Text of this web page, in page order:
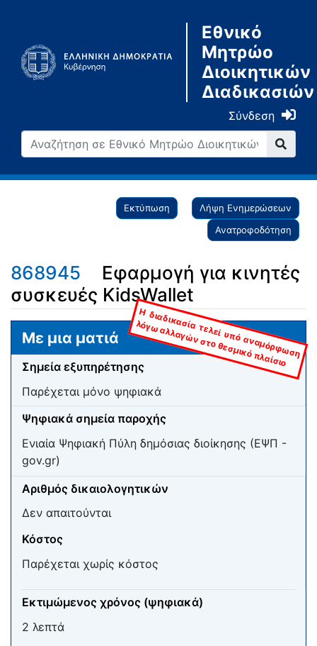
Εθνικό
Μητρώο
Διοικητικών
Διαδικασιών
Σύνδεση
Εκτύπωση
Λήψη Ενημερώσεων
Ανατροφοδότηση
868945
Εφαρμογή για κινητές
συσκευές KidsWallet
Μετάβαση σε: πλοήγηση,αναζήτηση
Η
δ
ια
δ
ικ
α
σ
ία
τελεί υπ
ό α
ν
α
μ
όρφ
ω
σ
η
λόγω
α
λλα
γώ
ν
σ
το θ
εσ
μ
ικ
ό π
λα
ίσ
ιο
Με μια ματιά
Σημεία εξυπηρέτησης
Παρέχεται μόνο ψηφιακά
Ψηφιακά σημεία παροχής
Ενιαία Ψηφιακή Πύλη δημόσιας διοίκησης (ΕΨΠ -
gov.gr)
Αριθμός δικαιολογητικών
Δεν απαιτούνται
Κόστος
Παρέχεται χωρίς κόστος
Εκτιμώμενος χρόνος (ψηφιακά)
2 λεπτά